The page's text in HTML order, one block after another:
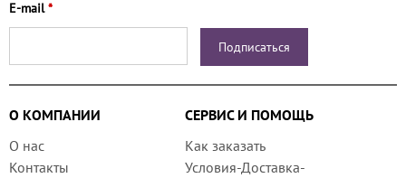
E-mail*
О КОМПАНИИ
СЕРВИС И ПОМОЩЬ
О нас
Контакты
Как заказать
Условия-Доставка-